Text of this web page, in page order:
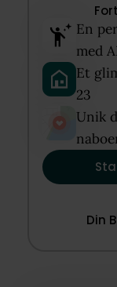
En
med
Et
23​
Unik
Din